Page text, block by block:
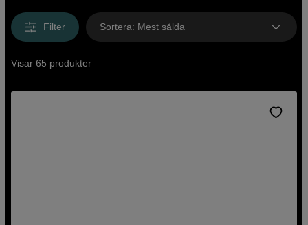
dina produkter från Roland hos oss.
Filter Sortera: Mest sålda
Visar 65 produkter